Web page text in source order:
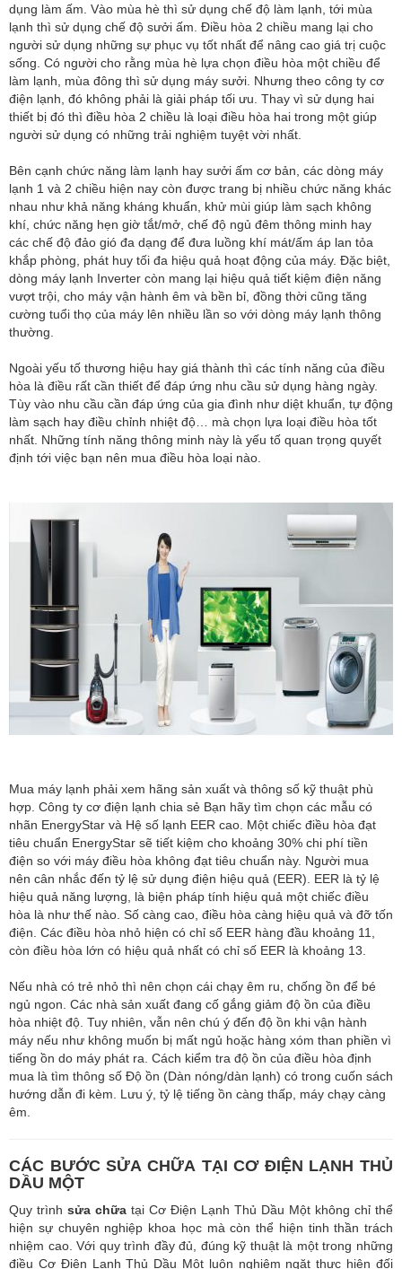
dụng làm ấm. Vào mùa hè thì sử dụng chế độ làm lạnh, tới mùa
lạnh thì sử dụng chế độ sưởi ấm. Điều hòa 2 chiều mang lại cho
người sử dụng những sự phục vụ tốt nhất để nâng cao giá trị cuộc
sống. Có người cho rằng mùa hè lựa chọn điều hòa một chiều để
làm lạnh, mùa đông thì sử dụng máy sưởi. Nhưng theo công ty cơ
điện lạnh, đó không phải là giải pháp tối ưu. Thay vì sử dụng hai
thiết bị đó thì điều hòa 2 chiều là loại điều hòa hai trong một giúp
người sử dụng có những trải nghiệm tuyệt vời nhất.
Bên cạnh chức năng làm lạnh hay sưởi ấm cơ bản, các dòng máy
lạnh 1 và 2 chiều hiện nay còn được trang bị nhiều chức năng khác
nhau như khả năng kháng khuẩn, khử mùi giúp làm sạch không
khí, chức năng hẹn giờ tắt/mở, chế độ ngủ đêm thông minh hay
các chế độ đảo gió đa dạng để đưa luồng khí mát/ấm áp lan tỏa
khắp phòng, phát huy tối đa hiệu quả hoạt động của máy. Đặc biệt,
dòng máy lạnh Inverter còn mang lại hiệu quả tiết kiệm điện năng
vượt trội, cho máy vận hành êm và bền bỉ, đồng thời cũng tăng
cường tuổi thọ của máy lên nhiều lần so với dòng máy lạnh thông
thường.
Ngoài yếu tố thương hiệu hay giá thành thì các tính năng của điều
hòa là điều rất cần thiết để đáp ứng nhu cầu sử dụng hàng ngày.
Tùy vào nhu cầu cần đáp ứng của gia đình như diệt khuẩn, tự động
làm sạch hay điều chỉnh nhiệt độ… mà chọn lựa loại điều hòa tốt
nhất. Những tính năng thông minh này là yếu tố quan trọng quyết
định tới việc bạn nên mua điều hòa loại nào.
Mua máy lạnh phải xem hãng sản xuất và thông số kỹ thuật phù
hợp. Công ty cơ điện lạnh chia sẻ Bạn hãy tìm chọn các mẫu có
nhãn EnergyStar và Hệ số lạnh EER cao. Một chiếc điều hòa đạt
tiêu chuẩn EnergyStar sẽ tiết kiệm cho khoảng 30% chi phí tiền
điện so với máy điều hòa không đạt tiêu chuẩn này. Người mua
nên cân nhắc đến tỷ lệ sử dụng điện hiệu quả (EER). EER là tỷ lệ
hiệu quả năng lượng, là biện pháp tính hiệu quả một chiếc điều
hòa là như thế nào. Số càng cao, điều hòa càng hiệu quả và đỡ tốn
điện. Các điều hòa nhỏ hiện có chỉ số EER hàng đầu khoảng 11,
còn điều hòa lớn có hiệu quả nhất có chỉ số EER là khoảng 13.
Nếu nhà có trẻ nhỏ thì nên chọn cái chạy êm ru, chống ồn để bé
ngủ ngon. Các nhà sản xuất đang cố gắng giảm độ ồn của điều
hòa nhiệt độ. Tuy nhiên, vẫn nên chú ý đến độ ồn khi vận hành
máy nếu như không muốn bị mất ngủ hoặc hàng xóm than phiền vì
tiếng ồn do máy phát ra. Cách kiểm tra độ ồn của điều hòa định
mua là tìm thông số Độ ồn (Dàn nóng/dàn lạnh) có trong cuốn sách
hướng dẫn đi kèm. Lưu ý, tỷ lệ tiếng ồn càng thấp, máy chạy càng
êm.
CÁC BƯỚC SỬA CHỮA TẠI CƠ ĐIỆN LẠNH THỦ
DẦU MỘT
Quy trình sửa chữa tại Cơ Điện Lạnh Thủ Dầu Một không chỉ thể
hiện sự chuyên nghiệp khoa học mà còn thể hiện tinh thần trách
nhiệm cao. Với quy trình đầy đủ, đúng kỹ thuật là một trong những
điều Cơ Điện Lạnh Thủ Dầu Một luôn nghiêm ngặt thực hiện đối